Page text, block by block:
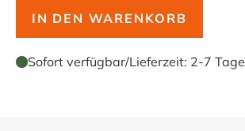
IN DEN WARENKORB
Sofort verfügbar/Lieferzeit: 2-7 Tage